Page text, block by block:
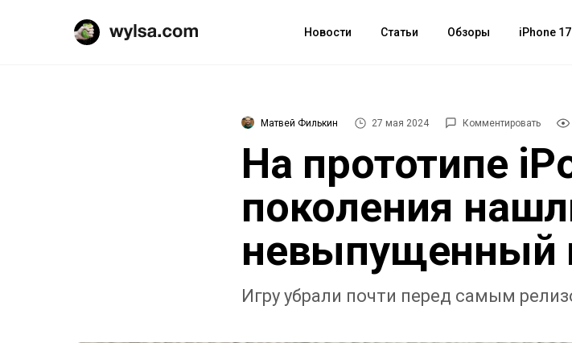
Новости Статьи Обзоры iPhone 17
Матвей Филькин 27 мая 2024 Комментировать
На прототипе
поколения
невыпущенный
Игру убрали почти перед самым